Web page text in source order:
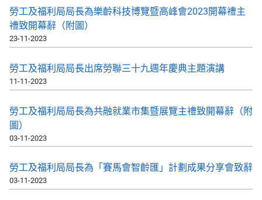
勞工及福利局局長為樂齡科技博覽暨高峰會2023開幕禮主
禮致開幕辭（附圖）
23-11-2023
勞工及福利局局長出席勞聯三十九週年慶典主題演講
11-11-2023
​勞工及福利局局長為共融就業市集暨展覽主禮致開幕辭（附
圖）
03-11-2023
​勞工及福利局局長為「賽馬會智齡匯」計劃成果分享會致辭
03-11-2023